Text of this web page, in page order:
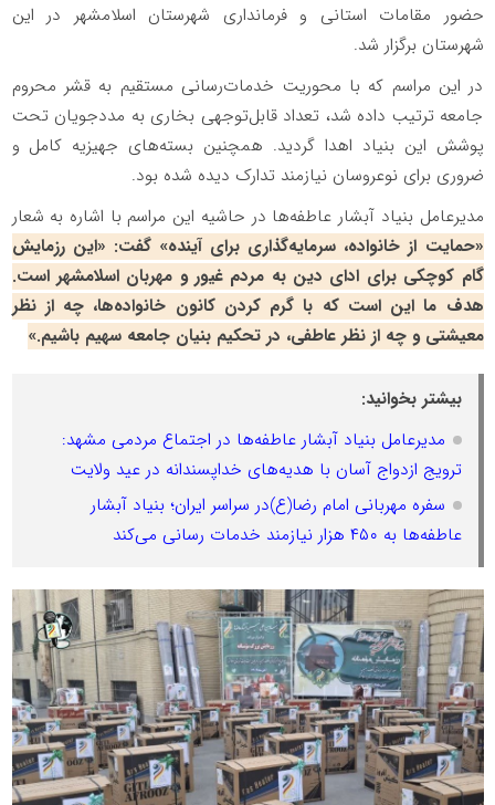
حضور مقامات استانی و فرمانداری شهرستان اسلامشهر در این
شهرستان برگزار شد.
در این مراسم که با محوریت خدمات‌رسانی مستقیم به قشر محروم
جامعه ترتیب داده شد، تعداد قابل‌توجهی بخاری به مددجویان تحت
پوشش این بنیاد اهدا گردید. همچنین بسته‌های جهیزیه کامل و
ضروری برای نوعروسان نیازمند تدارک دیده شده بود.
مدیرعامل بنیاد آبشار عاطفه‌ها در حاشیه این مراسم با اشاره به شعار
«حمایت از خانواده، سرمایه‌گذاری برای آینده» گفت: «این رزمایش
گام کوچکی برای ادای دین به مردم غیور و مهربان اسلامشهر است.
هدف ما این است که با گرم کردن کانون خانواده‌ها، چه از نظر
معیشتی و چه از نظر عاطفی، در تحکیم بنیان جامعه سهیم باشیم.»
بیشتر بخوانید:
مدیرعامل بنیاد آبشار عاطفه‌ها در اجتماع مردمی مشهد:
ترویج ازدواج آسان با هدیه‌های خداپسندانه در عید ولایت
سفره مهربانی امام رضا(ع)در سراسر ایران؛ بنیاد آبشار
عاطفه‌ها به ۴۵۰ هزار نیازمند خدمات رسانی می‌کند